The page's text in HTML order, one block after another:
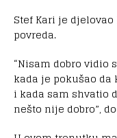
Stef Kari je
povreda.
“Nisam dobro
kada je pokušao
i kada sam shvatio
nešto nije dobro”,